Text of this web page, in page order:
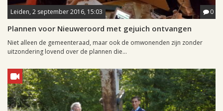
Leiden, 2 september 2016, 15:03 0
Plannen voor Nieuweroord met gejuich ontvangen
Niet alleen de gemeenteraad, maar ook de omwonenden zijn zonder
uitzondering lovend over de plannen die...